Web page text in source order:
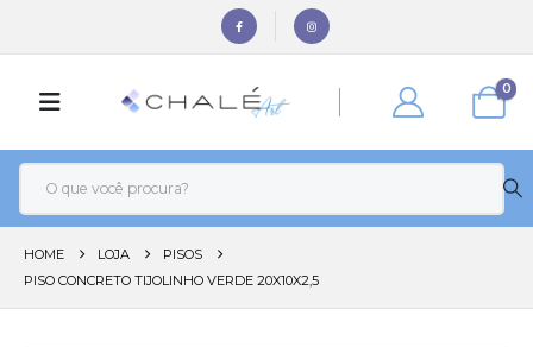
0
HOME LOJA
PISOS
PISO CONCRETO TIJOLINHO VERDE 20X10X2,5